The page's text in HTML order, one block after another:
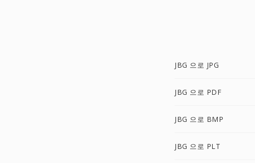
JBG 으로 JPG
JBG 으로 PDF
JBG 으로 BMP
JBG 으로 PLT